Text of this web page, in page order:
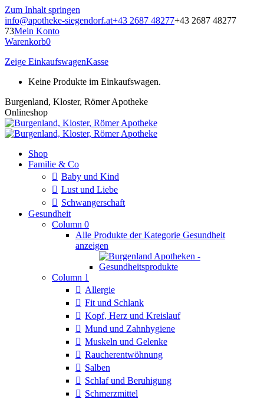
Zum Inhalt springen
info@apotheke-siegendorf.at+43 2687 48277+43 2687 48277
73Mein Konto
Warenkorb0
Zeige EinkaufswagenKasse
Keine Produkte im Einkaufswagen.
Burgenland, Kloster, Römer Apotheke
Onlineshop
Shop
Familie & Co
Baby und Kind
Lust und Liebe
Schwangerschaft
Gesundheit
Column 0
Alle Produkte der Kategorie Gesundheit
anzeigen
Column 1
Allergie
Fit und Schlank
Kopf, Herz und Kreislauf
Mund und Zahnhygiene
Muskeln und Gelenke
Raucherentwöhnung
Salben
Schlaf und Beruhigung
Schmerzmittel